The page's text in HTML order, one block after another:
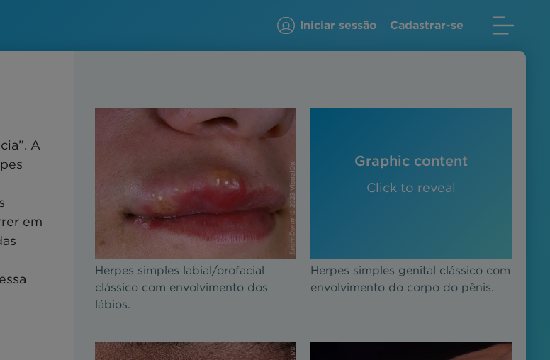
Iniciar sessão Cadastrar-se
A
em
Herpes simples labial/orofacial
clássico com envolvimento dos
lábios.
Graphic content
Click to reveal
Herpes simples genital clássico com
envolvimento do corpo do pênis.